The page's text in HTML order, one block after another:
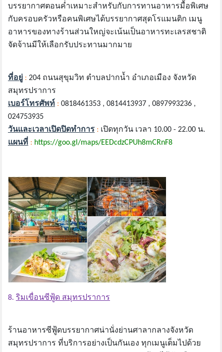
บรรยากาศตอนค่ำเหมาะสำหรับกับการทานอาหารมื้อพิเศษ
กับครอบครัวหรือคนพิเศษได้บรรยากาศสุดโรแมนติก เมนู
อาหารของทางร้านส่วนใหญ่จะเน้นเป็นอาหารทะเลรสชาติ
จัดจ้านมีให้เลือกรับประทานมากมาย
ที่อยู่ : 204 ถนนสุขุมวิท ตำบลปากน้ำ อำเภอเมือง จังหวัด
สมุทรปราการ
เบอร์โทรศัพท์ : 0818461353 , 0814413937 , 0897993236 ,
024753935
วันและเวลาเปิดปิดทำการ : เปิดทุกวัน เวลา 10.00 - 22.00 น.
แผนที่ : https://goo.gl/maps/EEDcdzCPUh8mCRnF8
8. ริมเขื่อนซีฟู้ด สมุทรปราการ
ร้านอาหารซีฟู้ดบรรยากาศน่านั่งย่านศาลากลางจังหวัด
สมุทรปราการ ที่บริการอย่างเป็นกันเอง ทุกเมนูเต็มไปด้วย